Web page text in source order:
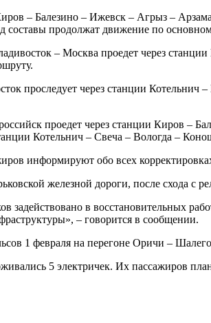
– Балезино – Ижевск – Агрыз –
продолжат движение по
– Москва проедет через
проследует через станции
проедет через станции Киров –
Котельнич – Свеча – Вологда –
информируют обо всех
железной дороги, после схода с
задействовано в восстановительных
– говорится в сообщении.
1 февраля на перегоне Оричи –
5 электричек. Их пассажиров